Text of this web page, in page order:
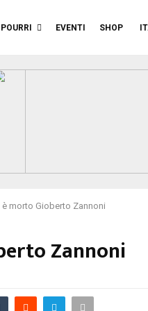
EVENTI SHOP
morto Gioberto Zannoni
Zannoni